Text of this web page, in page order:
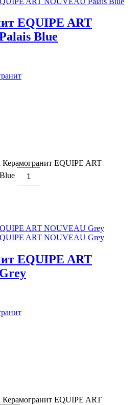
EQUIPE ART
Blue
Керамогранит EQUIPE ART
EQUIPE ART
Керамогранит EQUIPE ART